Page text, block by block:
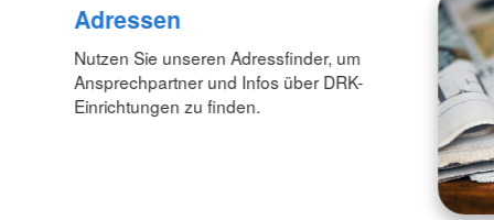
Adressen
Nutzen Sie unseren Adressfinder, um
Ansprechpartner und Infos über DRK-
Einrichtungen zu finden.